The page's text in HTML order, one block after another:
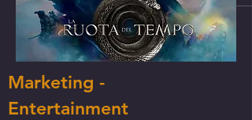
Marketing -
Entertainment